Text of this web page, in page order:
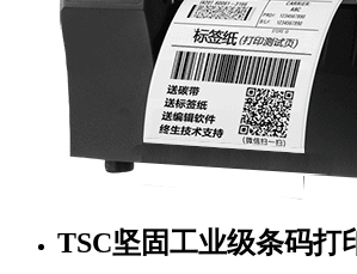
TSC坚固工业级条码打